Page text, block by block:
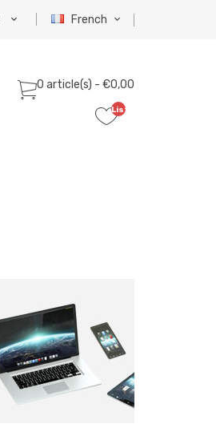
French
0 article(s) - €0,00
Liste